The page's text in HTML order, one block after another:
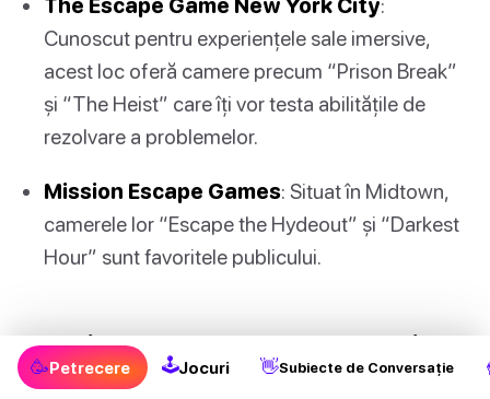
The Escape Game New York City:
Cunoscut pentru experiențele sale imersive,
acest loc oferă camere precum “Prison Break”
și “The Heist” care îți vor testa abilitățile de
rezolvare a problemelor.
Mission Escape Games: Situat în Midtown,
camerele lor “Escape the Hydeout” și “Darkest
Hour” sunt favoritele publicului.
Sfaturi pentru Rezolvarea Puzzle-urilor
Împreună:
🥳Petrecere 🕹Jocuri 👋Subiecte de Conversație